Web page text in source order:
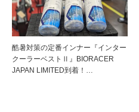
酷暑対策の定番インナー『インター
クーラーベストⅡ』BIORACER
JAPAN LIMITED到着！…